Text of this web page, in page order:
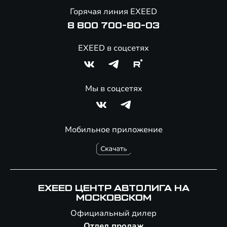
Мобильное приложение
Горячая линия EXEED
8 800 700-80-03
EXEED в соцсетях
Мы в соцсетях
EXEED ЦЕНТР АВТОЛИГА НА
МОСКОВСКОМ
Официальный дилер